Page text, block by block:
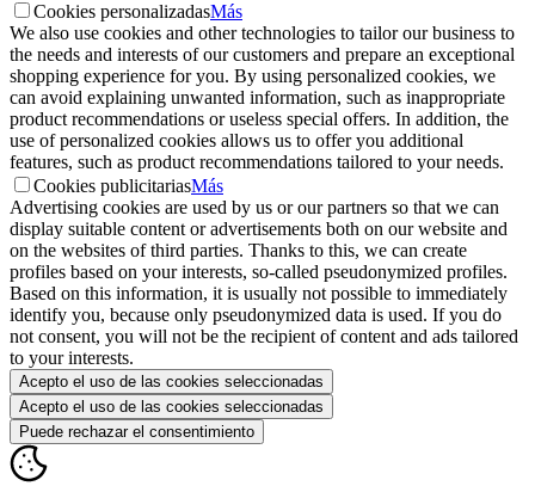
Cookies personalizadasMás
We also use cookies and other technologies to tailor our business to
the needs and interests of our customers and prepare an exceptional
shopping experience for you. By using personalized cookies, we
can avoid explaining unwanted information, such as inappropriate
product recommendations or useless special offers. In addition, the
use of personalized cookies allows us to offer you additional
features, such as product recommendations tailored to your needs.
Cookies publicitariasMás
Advertising cookies are used by us or our partners so that we can
display suitable content or advertisements both on our website and
on the websites of third parties. Thanks to this, we can create
profiles based on your interests, so-called pseudonymized profiles.
Based on this information, it is usually not possible to immediately
identify you, because only pseudonymized data is used. If you do
not consent, you will not be the recipient of content and ads tailored
to your interests.
Acepto el uso de las cookies seleccionadas
Acepto el uso de las cookies seleccionadas
Puede rechazar el consentimiento